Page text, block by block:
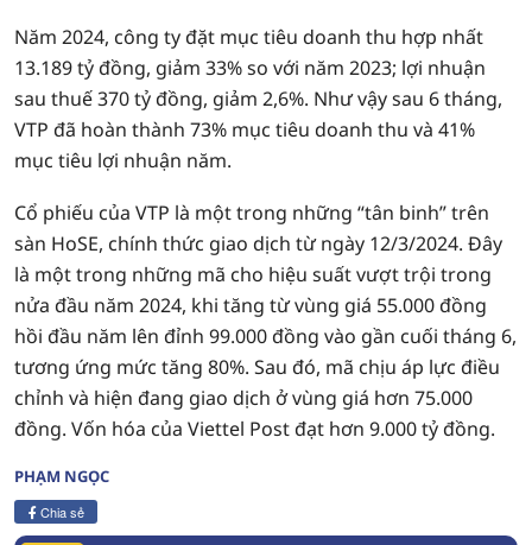
Năm 2024, công ty đặt mục tiêu doanh thu hợp nhất
13.189 tỷ đồng, giảm 33% so với năm 2023; lợi nhuận
sau thuế 370 tỷ đồng, giảm 2,6%. Như vậy sau 6 tháng,
VTP đã hoàn thành 73% mục tiêu doanh thu và 41%
mục tiêu lợi nhuận năm.
Cổ phiếu của VTP là một trong những “tân binh” trên
sàn HoSE, chính thức giao dịch từ ngày 12/3/2024. Đây
là một trong những mã cho hiệu suất vượt trội trong
nửa đầu năm 2024, khi tăng từ vùng giá 55.000 đồng
hồi đầu năm lên đỉnh 99.000 đồng vào gần cuối tháng 6,
tương ứng mức tăng 80%. Sau đó, mã chịu áp lực điều
chỉnh và hiện đang giao dịch ở vùng giá hơn 75.000
đồng. Vốn hóa của Viettel Post đạt hơn 9.000 tỷ đồng.
PHẠM NGỌC
Chia sẻ